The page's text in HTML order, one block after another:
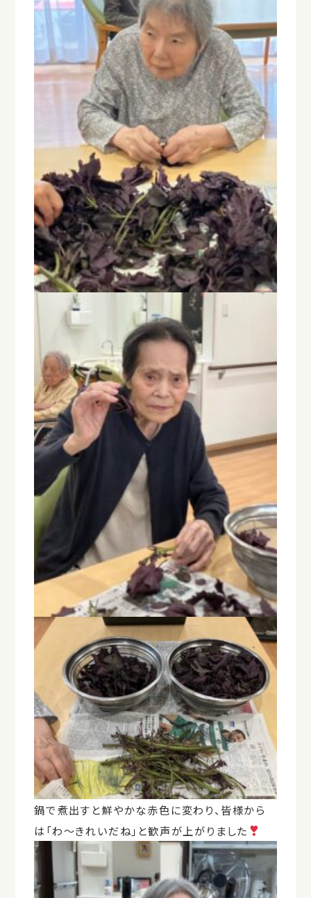
鍋で煮出すと鮮やかな赤色に変わり、皆様から
は「わ～きれいだね」と歓声が上がりました